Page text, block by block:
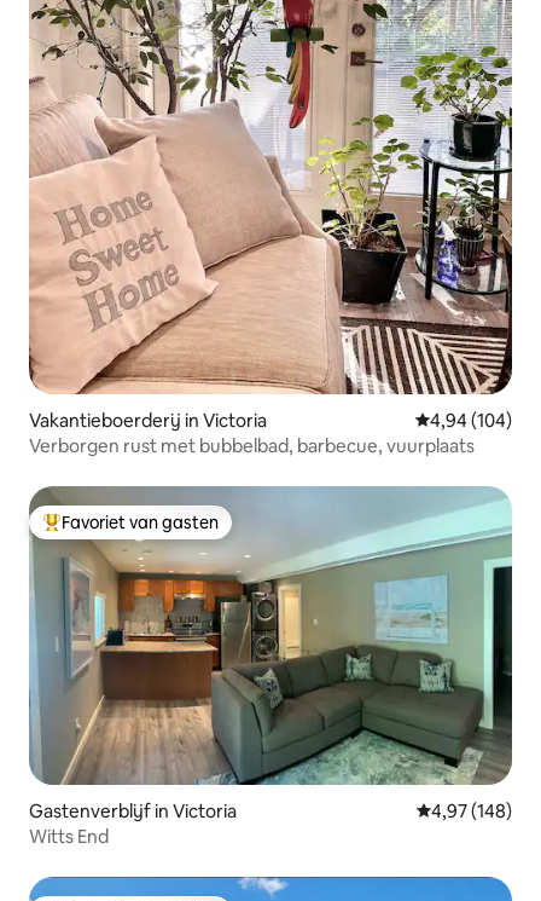
Vakantieboerderij in Victoria Gemiddelde
4,94 (104)
Verborgen rust met bubbelbad, barbecue, vuurplaats
Topfavoriet van gasten
Favoriet van gasten
Gastenverblijf in Victoria Gemiddelde
4,97 (148)
Witts End